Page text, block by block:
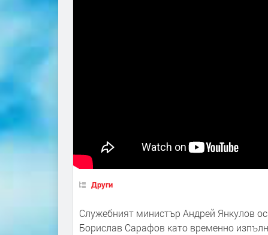
Други
Служебният министър Андрей Янкулов
Борислав Сарафов като временно